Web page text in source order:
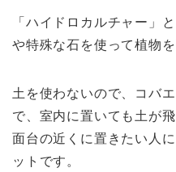
「ハイドロカルチャー」
や特殊な石を使って植物
土を使わないので、コバ
で、室内に置いても土が
面台の近くに置きたい人
ットです。